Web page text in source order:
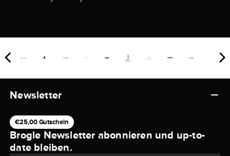
Newsletter
€25,00 Gutschein
Brogle Newsletter abonnieren und up-to-
date bleiben.